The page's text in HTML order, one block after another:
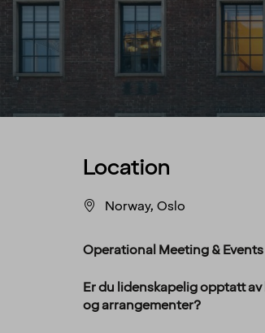
Location
Norway, Oslo
Operational Meeting &
Er du lidenskapelig opptatt
og arrangementer?